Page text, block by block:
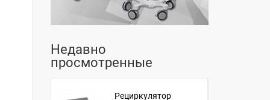
Недавно
просмотренные
Рециркулятор